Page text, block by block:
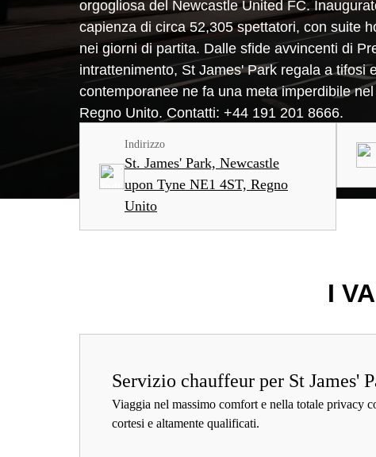
orgogliosa del Newcastle United FC.
capienza di circa 52,305 spettatori, con suite
nei giorni di partita. Dalle sfide avvincenti di
intrattenimento, St James' Park regala a tifosi
contemporanee ne fa una meta imperdibile
Regno Unito. Contatti: +44 191 201 8666.
Indirizzo
St. James' Park, Newcastle
upon Tyne NE1 4ST, Regno
Unito
I
Servizio chauffeur per St James'
Viaggia nel massimo comfort e nella totale privacy
cortesi e altamente qualificati.